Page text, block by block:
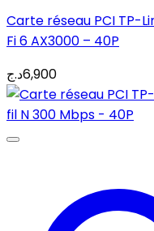
Carte réseau PCI TP-
Fi 6 AX3000 – 40P
6,900د.ج